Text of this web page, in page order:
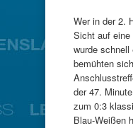
Wer in der 2.
Sicht auf eine
wurde
bemühten
der 47.
zum 0:3
Blau-Weißen